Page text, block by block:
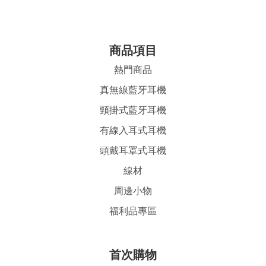
商品項目
熱門商品
真無線藍牙耳機
頸掛式藍牙耳機
有線入耳式耳機
頭戴耳罩式耳機
線材
周邊小物
福利品專區
首次購物